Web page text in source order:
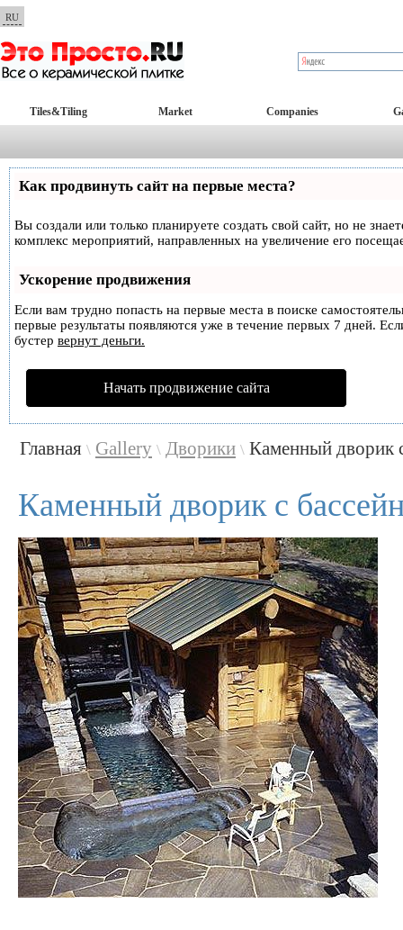
RU
Tiles&Tiling Market Companies
Как продвинуть сайт на первые места?
Вы создали или только планируете создать свой сайт, но не
комплекс мероприятий, направленных на увеличение его
Ускорение продвижения
Если вам трудно попасть на первые места в поиске
первые результаты появляются уже в течение первых 7 дней.
бустер вернут деньги.
Начать продвижение сайта
Главная \ Gallery \ Дворики \ Каменный дворик
Каменный дворик с